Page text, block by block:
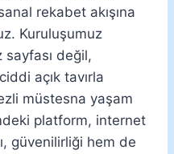
rekabet akışına
Kuruluşumuz
sayfası değil,
açık tavırla
müstesna yaşam
platform, internet
güvenilirliği hem de